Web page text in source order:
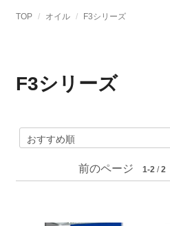
TOP オイル F3シリーズ
F3シリーズ
前のページ 1-2 /2